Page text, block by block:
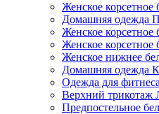
Женское
Домашняя одежда
Женское
Женское корсетное
Женское нижнее
Домашняя одежда
Одежда для
Верхний трикотаж
Предпостельное